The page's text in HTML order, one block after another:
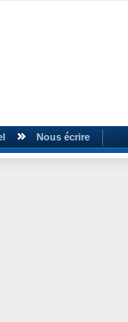
Nous écrire